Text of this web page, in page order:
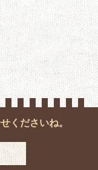
くださいね。